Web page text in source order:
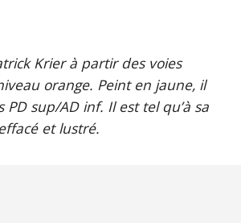
Krier à partir des voies
orange. Peint en jaune, il
PD sup/AD inf. Il est tel qu’à sa
et lustré.